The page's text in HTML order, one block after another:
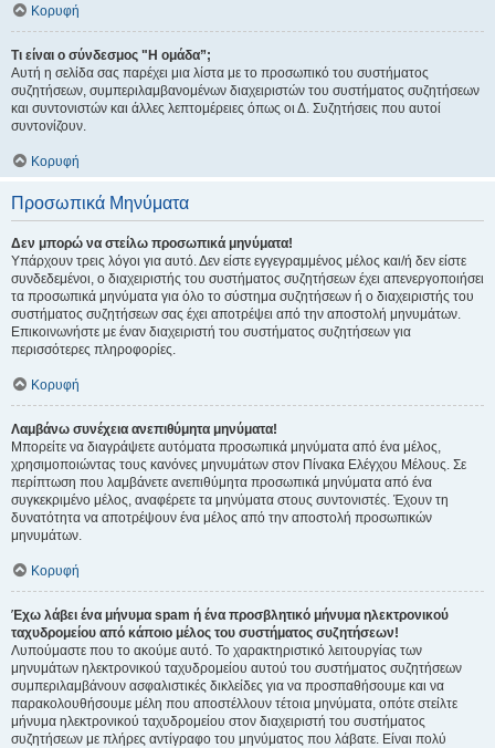
Κορυφή
Τι είναι ο σύνδεσμος "Η ομάδα”;
Αυτή η σελίδα σας παρέχει μια λίστα με το προσωπικό του συστήματος
συζητήσεων, συμπεριλαμβανομένων διαχειριστών του συστήματος συζητήσεων
και συντονιστών και άλλες λεπτομέρειες όπως οι Δ. Συζητήσεις που αυτοί
συντονίζουν.
Κορυφή
Προσωπικά Μηνύματα
Δεν μπορώ να στείλω προσωπικά μηνύματα!
Υπάρχουν τρεις λόγοι για αυτό. Δεν είστε εγγεγραμμένος μέλος και/ή δεν είστε
συνδεδεμένοι, ο διαχειριστής του συστήματος συζητήσεων έχει απενεργοποιήσει
τα προσωπικά μηνύματα για όλο το σύστημα συζητήσεων ή ο διαχειριστής του
συστήματος συζητήσεων σας έχει αποτρέψει από την αποστολή μηνυμάτων.
Επικοινωνήστε με έναν διαχειριστή του συστήματος συζητήσεων για
περισσότερες πληροφορίες.
Κορυφή
Λαμβάνω συνέχεια ανεπιθύμητα μηνύματα!
Μπορείτε να διαγράψετε αυτόματα προσωπικά μηνύματα από ένα μέλος,
χρησιμοποιώντας τους κανόνες μηνυμάτων στον Πίνακα Ελέγχου Μέλους. Σε
περίπτωση που λαμβάνετε ανεπιθύμητα προσωπικά μηνύματα από ένα
συγκεκριμένο μέλος, αναφέρετε τα μηνύματα στους συντονιστές. Έχουν τη
δυνατότητα να αποτρέψουν ένα μέλος από την αποστολή προσωπικών
μηνυμάτων.
Κορυφή
Έχω λάβει ένα μήνυμα spam ή ένα προσβλητικό μήνυμα ηλεκτρονικού
ταχυδρομείου από κάποιο μέλος του συστήματος συζητήσεων!
Λυπούμαστε που το ακούμε αυτό. Το χαρακτηριστικό λειτουργίας των
μηνυμάτων ηλεκτρονικού ταχυδρομείου αυτού του συστήματος συζητήσεων
συμπεριλαμβάνουν ασφαλιστικές δικλείδες για να προσπαθήσουμε και να
παρακολουθήσουμε μέλη που αποστέλλουν τέτοια μηνύματα, οπότε στείλτε
μήνυμα ηλεκτρονικού ταχυδρομείου στον διαχειριστή του συστήματος
συζητήσεων με πλήρες αντίγραφο του μηνύματος που λάβατε. Είναι πολύ